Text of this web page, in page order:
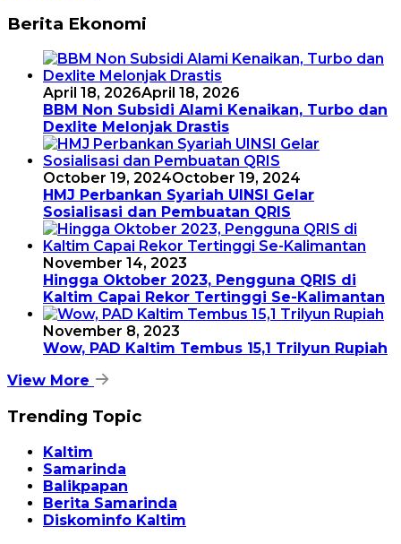
Berita Ekonomi
April 18, 2026April 18, 2026
BBM Non Subsidi Alami Kenaikan, Turbo dan
Dexlite Melonjak Drastis
October 19, 2024October 19, 2024
HMJ Perbankan Syariah UINSI Gelar
Sosialisasi dan Pembuatan QRIS
November 14, 2023
Hingga Oktober 2023, Pengguna QRIS di
Kaltim Capai Rekor Tertinggi Se-Kalimantan
November 8, 2023
Wow, PAD Kaltim Tembus 15,1 Trilyun Rupiah
View More
Trending Topic
Kaltim
Samarinda
Balikpapan
Berita Samarinda
Diskominfo Kaltim